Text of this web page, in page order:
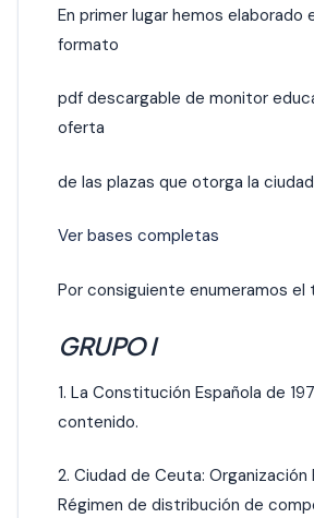
En primer lugar hemos elaborado
formato
pdf descargable de monitor
oferta
de las plazas que otorga la
Ver bases completas
Por consiguiente enumeramos el
GRUPO I
1. La Constitución Española de
contenido.
2. Ciudad de Ceuta:
Régimen de distribución de